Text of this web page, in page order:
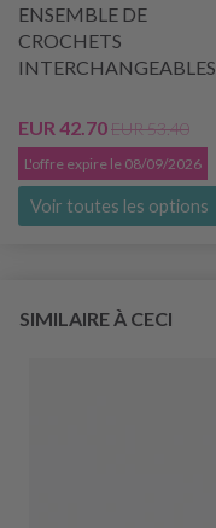
ENSEMBLE DE
CROCHETS
INTERCHANGEABLES
EUR 42.70EUR 53.40
L'offre expire le 08/09/2026
Voir toutes les options
SIMILAIRE À CECI